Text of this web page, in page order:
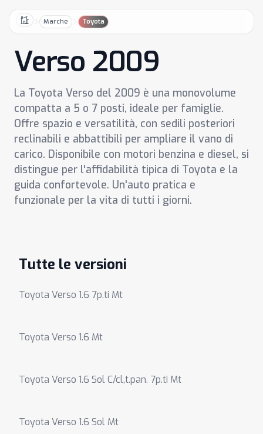
HomeMarche Toyota
Verso 2009
La Toyota Verso del 2009 è una monovolume
compatta a 5 o 7 posti, ideale per famiglie.
Offre spazio e versatilità, con sedili posteriori
reclinabili e abbattibili per ampliare il vano di
carico. Disponibile con motori benzina e diesel, si
distingue per l'affidabilità tipica di Toyota e la
guida confortevole. Un'auto pratica e
funzionale per la vita di tutti i giorni.
Tutte le versioni
Toyota Verso 1.6 7p.ti Mt
Toyota Verso 1.6 Mt
Toyota Verso 1.6 Sol C/cl,t.pan. 7p.ti Mt
Toyota Verso 1.6 Sol Mt